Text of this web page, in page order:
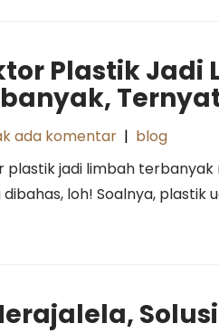
Plastik Jadi
ada komentar | blog
plastik jadi limbah
loh! Soalnya, plastik